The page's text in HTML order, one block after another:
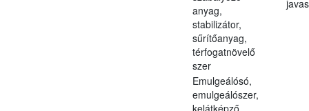
anyag,
stabilizátor,
sűrítőanyag,
térfogatnövelő
szer
Emulgeálósó,
emulgeálószer,
kelátképző